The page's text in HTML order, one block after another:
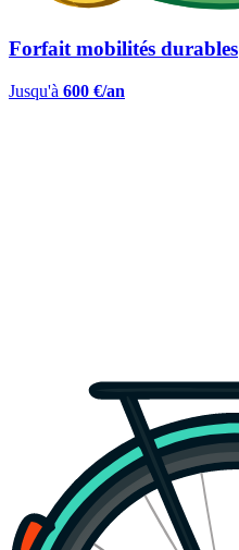
Forfait mobilités durables
Jusqu'à 600 €/an